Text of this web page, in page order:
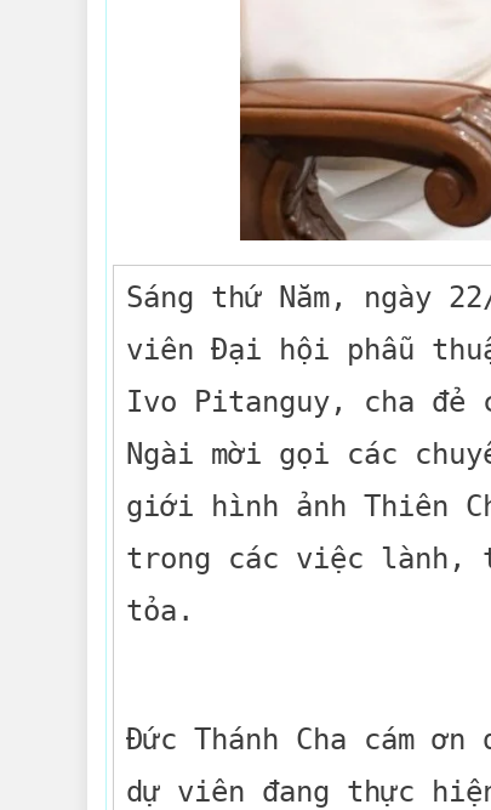
Sáng thứ Năm, ngày
viên Đại hội phẫu
Ivo Pitanguy, cha đẻ
Ngài mời gọi các
giới hình ảnh Thiên
trong các việc lành,
tỏa.
Đức Thánh Cha cám
dự viên đang thực